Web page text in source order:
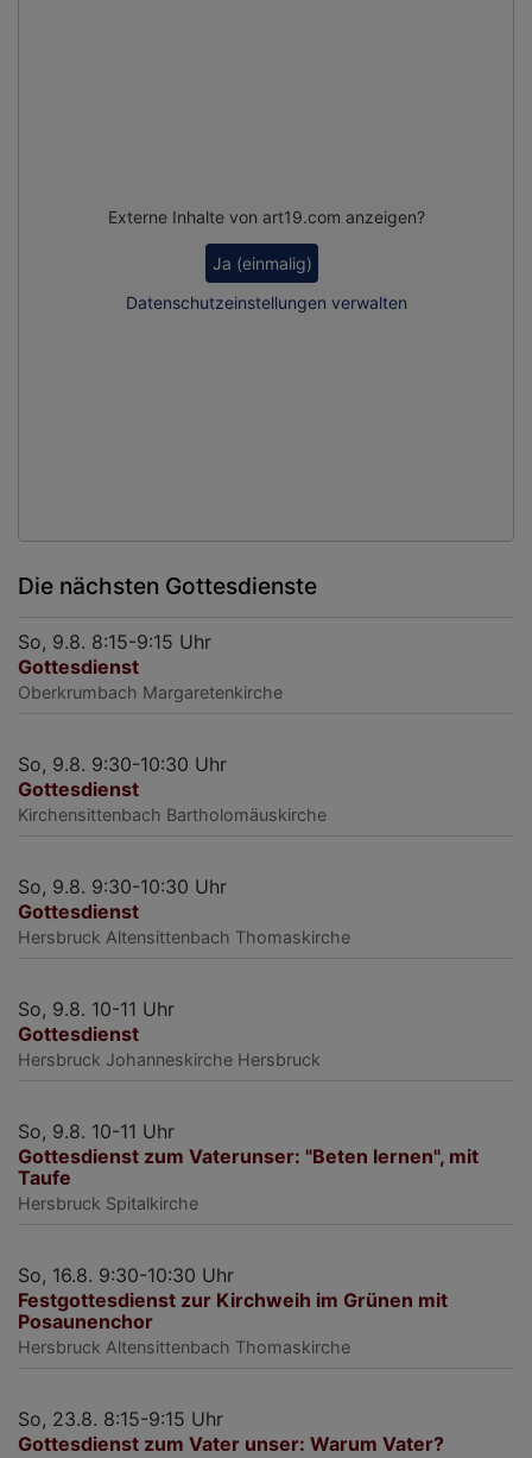
Externe Inhalte von art19.com anzeigen?
Ja (einmalig)
Datenschutzeinstellungen verwalten
Die nächsten Gottesdienste
So, 9.8. 8:15-9:15 Uhr
Gottesdienst
Oberkrumbach Margaretenkirche
So, 9.8. 9:30-10:30 Uhr
Gottesdienst
Kirchensittenbach Bartholomäuskirche
So, 9.8. 9:30-10:30 Uhr
Gottesdienst
Hersbruck Altensittenbach Thomaskirche
So, 9.8. 10-11 Uhr
Gottesdienst
Hersbruck Johanneskirche Hersbruck
So, 9.8. 10-11 Uhr
Gottesdienst zum Vaterunser: "Beten lernen", mit
Taufe
Hersbruck Spitalkirche
So, 16.8. 9:30-10:30 Uhr
Festgottesdienst zur Kirchweih im Grünen mit
Posaunenchor
Hersbruck Altensittenbach Thomaskirche
So, 23.8. 8:15-9:15 Uhr
Gottesdienst zum Vater unser: Warum Vater?